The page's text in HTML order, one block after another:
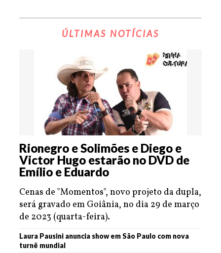
ÚLTIMAS NOTÍCIAS
Rionegro e Solimões e Diego e
Victor Hugo estarão no DVD de
Emílio e Eduardo
Cenas de "Momentos", novo projeto da dupla,
será gravado em Goiânia, no dia 29 de março
de 2023 (quarta-feira).
Laura Pausini anuncia show em São Paulo com nova
turnê mundial